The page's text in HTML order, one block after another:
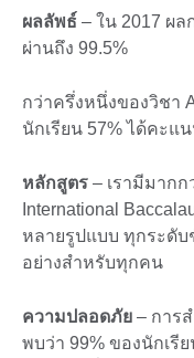
ผลลัพธ์ – ใน 2017 ผล
ผ่านถึง 99.5%
กว่าครึ่งหนึ่งของวิชา
นักเรียน 57% ได้คะแ
หลักสูตร – เรามีมาก
International
หลายรูปแบบ ทุกระดับ
อย่างสำหรับทุกคน
ความปลอดภัย – การ
พบว่า 99% ของนักเรี